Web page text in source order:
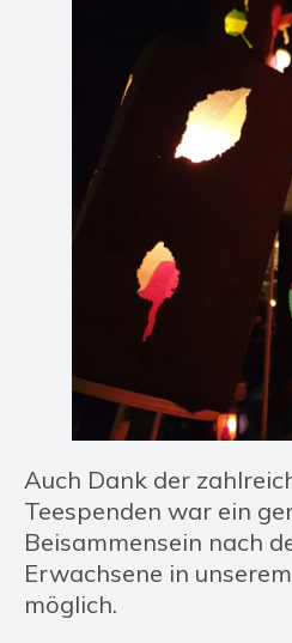
Auch Dank der
Teespenden war ein
Beisammensein nach
Erwachsene in
möglich.